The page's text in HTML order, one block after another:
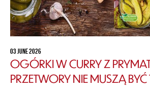
03 JUNE 2026
OGÓRKI W CURRY Z
PRZETWORY NIE MUSZĄ BYĆ